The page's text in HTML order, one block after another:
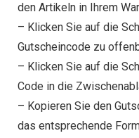
den Artikeln in Ihrem
– Klicken Sie auf die
Gutscheincode zu
– Klicken Sie auf die
Code in die
– Kopieren Sie den
das entsprechende